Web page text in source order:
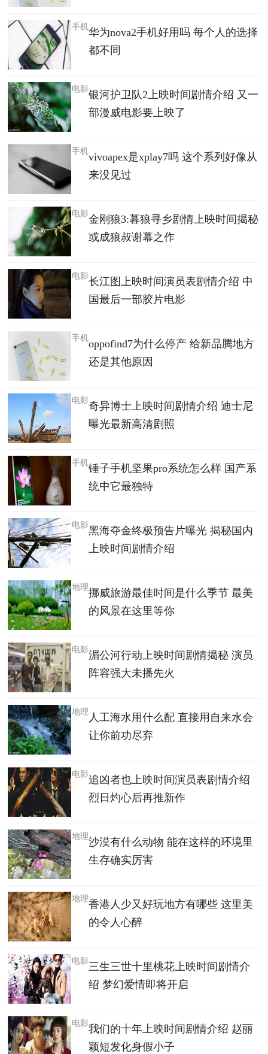
华为nova2手机好用吗 每个人的选择
都不同
手机
银河护卫队2上映时间剧情介绍 又一
部漫威电影要上映了
电影
vivoapex是xplay7吗 这个系列好像从
来没见过
手机
金刚狼3:暮狼寻乡剧情上映时间揭秘
或成狼叔谢幕之作
电影
长江图上映时间演员表剧情介绍 中
国最后一部胶片电影
电影
oppofind7为什么停产 给新品腾地方
还是其他原因
手机
奇异博士上映时间剧情介绍 迪士尼
曝光最新高清剧照
电影
锤子手机坚果pro系统怎么样 国产系
统中它最独特
手机
黑海夺金终极预告片曝光 揭秘国内
上映时间剧情介绍
电影
挪威旅游最佳时间是什么季节 最美
的风景在这里等你
地理
湄公河行动上映时间剧情揭秘 演员
阵容强大未播先火
电影
人工海水用什么配 直接用自来水会
让你前功尽弃
地理
追凶者也上映时间演员表剧情介绍
烈日灼心后再推新作
电影
沙漠有什么动物 能在这样的环境里
生存确实厉害
地理
香港人少又好玩地方有哪些 这里美
的令人心醉
地理
三生三世十里桃花上映时间剧情介
绍 梦幻爱情即将开启
电影
我们的十年上映时间剧情介绍 赵丽
颖短发化身假小子
电影